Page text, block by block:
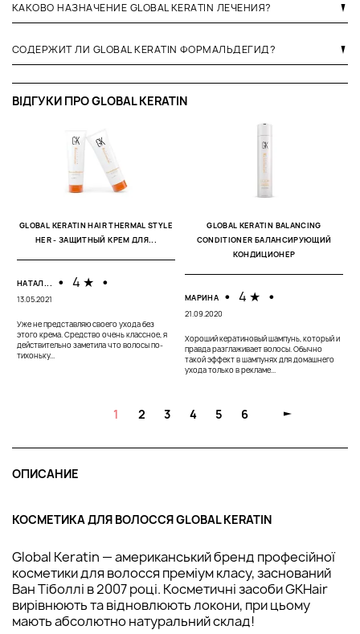
КАКОВО НАЗНАЧЕНИЕ GLOBAL KERATIN ЛЕЧЕНИЯ?
СОДЕРЖИТ ЛИ GLOBAL KERATIN ФОРМАЛЬДЕГИД?
ВІДГУКИ ПРО GLOBAL KERATIN
GLOBAL KERATIN HAIR THERMAL STYLE
HER - ЗАЩИТНЫЙ КРЕМ ДЛЯ...
НАТАЛ... • 4 ★ •
13.05.2021
Уже не представляю своего ухода без
этого крема. Средство очень классное, я
действительно заметила что волосы по-
тихоньку...
GLOBAL KERATIN BALANCING
CONDITIONER БАЛАНСИРУЮЩИЙ
КОНДИЦИОНЕР
МАРИНА • 4 ★ •
21.09.2020
Хороший кератиновый шампунь, который и
правда разглаживает волосы. Обычно
такой эффект в шампунях для домашнего
ухода только в рекламе...
1 2 3 4 5 6
ОПИСАНИЕ
КОСМЕТИКА ДЛЯ ВОЛОССЯ GLOBAL KERATIN
Global Keratin — американський бренд професійної
косметики для волосся преміум класу, заснований
Ван Тіболлі в 2007 році. Косметичні засоби GKHair
вирівнюють та відновлюють локони, при цьому
мають абсолютно натуральний склад!